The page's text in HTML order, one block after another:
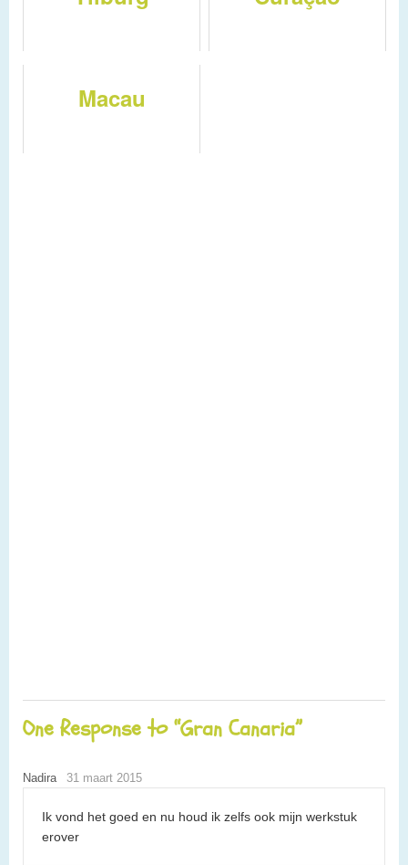
Macau
One Response to “Gran Canaria”
Nadira 31 maart 2015
Ik vond het goed en nu houd ik zelfs ook mijn werkstuk
erover